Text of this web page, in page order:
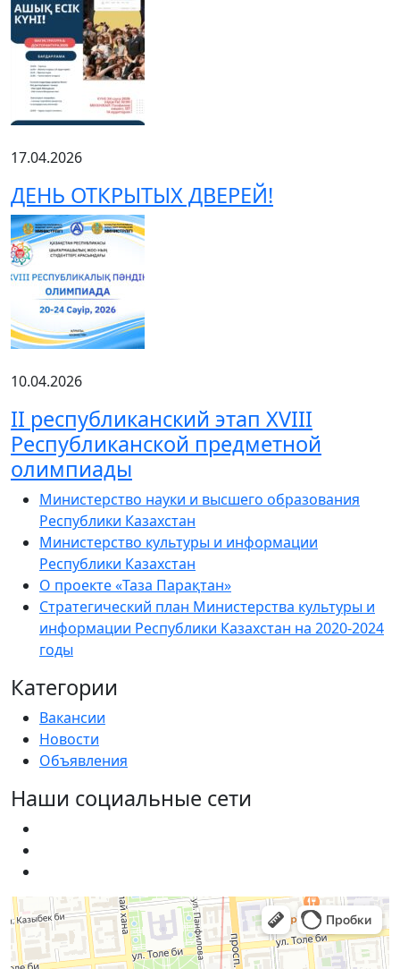
17.04.2026
ДЕНЬ ОТКРЫТЫХ ДВЕРЕЙ!
10.04.2026
ІІ республиканский этап XVIII
Республиканской предметной
олимпиады
Министерство науки и высшего образования
Республики Казахстан
Министерство культуры и информации
Республики Казахстан
О проекте «Таза Парақтан»
Стратегический план Министерства культуры и
информации Республики Казахстан на 2020-2024
годы
Категории
Вакансии
Новости
Объявления
Наши социальные сети